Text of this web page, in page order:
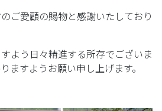
ご愛顧の賜物と感謝いたしており
よう日々精進する所存でございま
ますようお願い申し上げます。